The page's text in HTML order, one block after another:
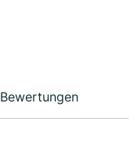
Bewertungen